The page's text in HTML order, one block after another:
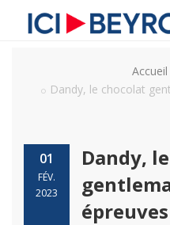
Accueil
Dandy, le chocolat
01
FÉV.
2023
Dandy,
épreuves